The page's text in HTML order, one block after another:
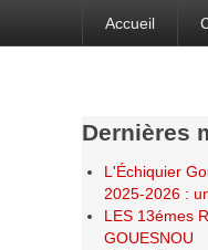
Bienvenue
Accueil
Dernières
L'Échiquier
2025-2026 :
LES 13émes
GOUESNOU